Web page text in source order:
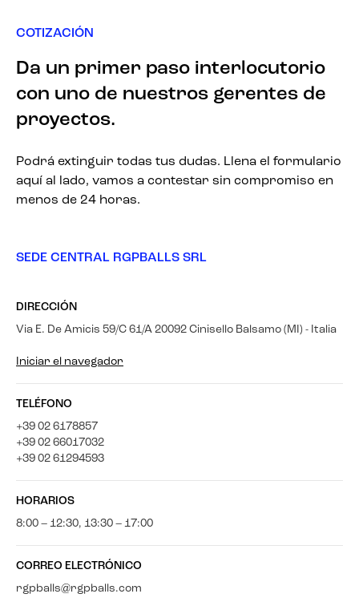
COTIZACIÓN
Da un primer paso interlocutorio
con uno de nuestros gerentes de
proyectos.
Podrá extinguir todas tus dudas. Llena el formulario
aquí al lado, vamos a contestar sin compromiso en
menos de 24 horas.
SEDE CENTRAL RGPBALLS SRL
DIRECCIÓN
Via E. De Amicis 59/C 61/A 20092 Cinisello Balsamo (MI) - Italia
Iniciar el navegador
TELÉFONO
+39 02 6178857
+39 02 66017032
+39 02 61294593
HORARIOS
8:00 – 12:30, 13:30 – 17:00
CORREO ELECTRÓNICO
rgpballs@rgpballs.com